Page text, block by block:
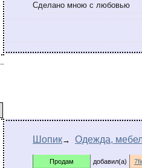
Сделано мною с любовью
Шопик→ Одежда,
Продам добавил(а)